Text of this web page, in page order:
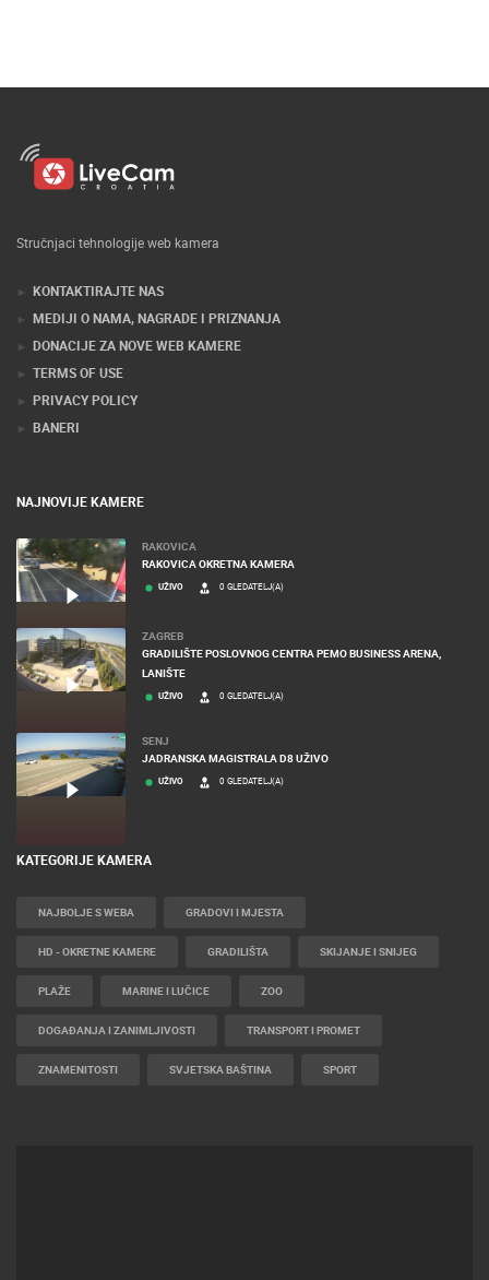
Stručnjaci tehnologije web kamera
KONTAKTIRAJTE NAS
MEDIJI O NAMA, NAGRADE I PRIZNANJA
DONACIJE ZA NOVE WEB KAMERE
TERMS OF USE
PRIVACY POLICY
BANERI
NAJNOVIJE KAMERE
RAKOVICA
RAKOVICA OKRETNA KAMERA
UŽIVO 0 GLEDATELJ(A)
ZAGREB
GRADILIŠTE POSLOVNOG CENTRA PEMO BUSINESS ARENA,
LANIŠTE
UŽIVO 0 GLEDATELJ(A)
SENJ
JADRANSKA MAGISTRALA D8 UŽIVO
UŽIVO 0 GLEDATELJ(A)
KATEGORIJE KAMERA
NAJBOLJE S WEBA GRADOVI I MJESTA
HD - OKRETNE KAMERE GRADILIŠTA SKIJANJE I SNIJEG
PLAŽE MARINE I LUČICE ZOO
DOGAĐANJA I ZANIMLJIVOSTI TRANSPORT I PROMET
ZNAMENITOSTI SVJETSKA BAŠTINA SPORT